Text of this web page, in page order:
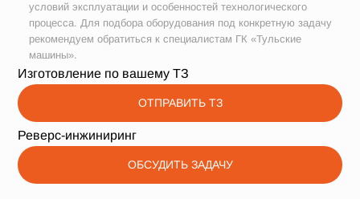
условий эксплуатации и особенностей технологического
процесса. Для подбора оборудования под конкретную задачу
рекомендуем обратиться к специалистам ГК «Тульские
машины».
Изготовление по вашему ТЗ
ОТПРАВИТЬ ТЗ
Реверс-инжиниринг
ОБСУДИТЬ ЗАДАЧУ